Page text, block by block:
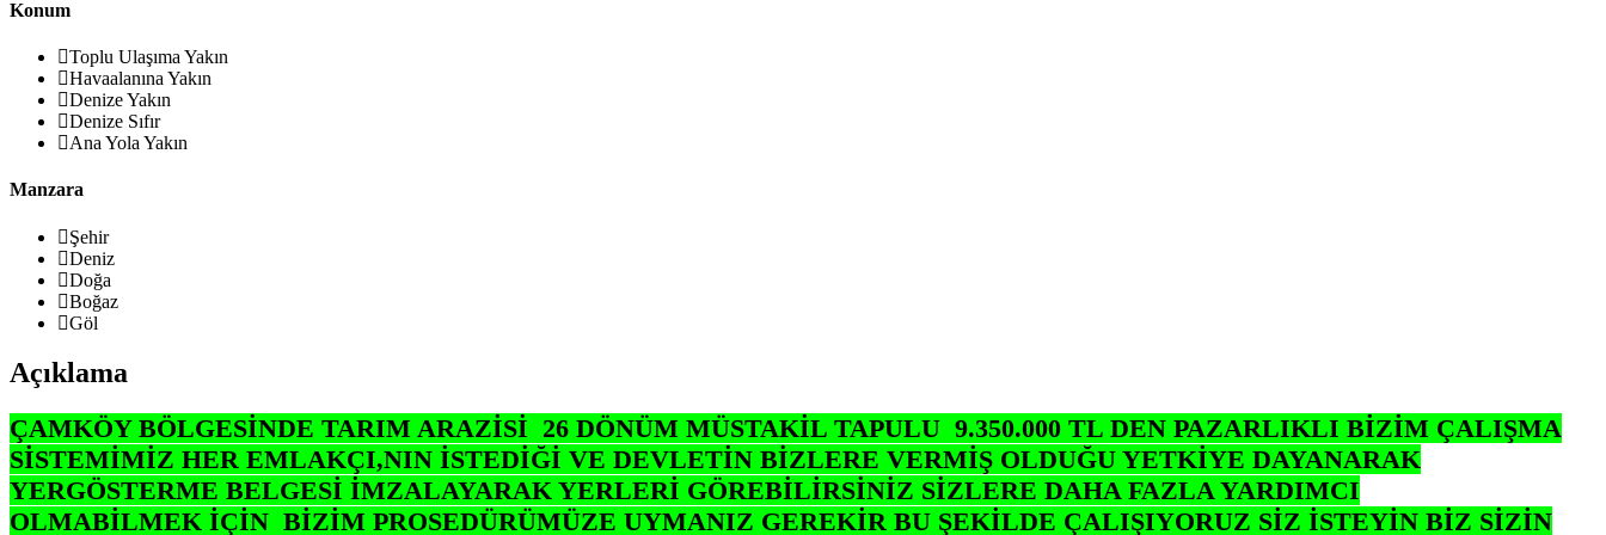
Konum
Toplu Ulaşıma Yakın
Havaalanına Yakın
Denize Yakın
Denize Sıfır
Ana Yola Yakın
Manzara
Şehir
Deniz
Doğa
Boğaz
Göl
Açıklama
ÇAMKÖY BÖLGESİNDE TARIM ARAZİSİ 26 DÖNÜM MÜSTAKİL TAPULU 9.350.000 TL DEN PAZARLIKLI BİZİM ÇALIŞMA
SİSTEMİMİZ HER EMLAKÇI,NIN İSTEDİĞİ VE DEVLETİN BİZLERE VERMİŞ OLDUĞU YETKİYE DAYANARAK
YERGÖSTERME BELGESİ İMZALAYARAK YERLERİ GÖREBİLİRSİNİZ SİZLERE DAHA FAZLA YARDIMCI
OLMABİLMEK İÇİN BİZİM PROSEDÜRÜMÜZE UYMANIZ GEREKİR BU ŞEKİLDE ÇALIŞIYORUZ SİZ İSTEYİN BİZ SİZİN